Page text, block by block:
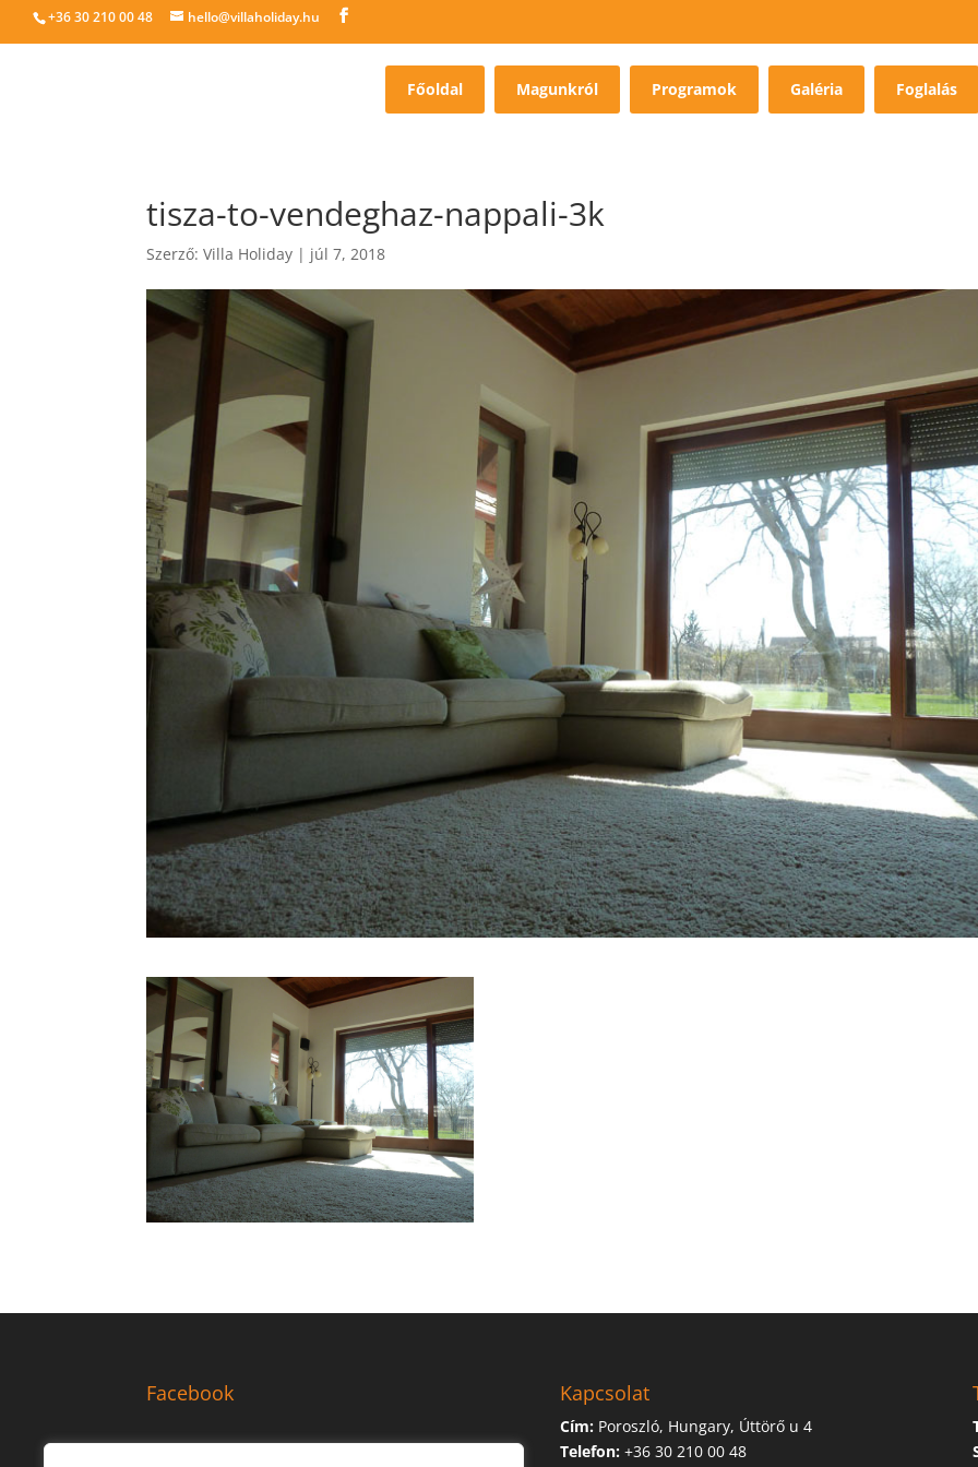
+36 30 210 00 48 hello@villaholiday.hu
Főoldal Magunkról Programok Galéria Foglalás
tisza-to-vendeghaz-nappali-3k
Szerző:Villa Holiday | júl 7, 2018
Facebook Kapcsolat
Cím: Poroszló, Hungary, Úttörő u 4
Telefon: +36 30 210 00 48